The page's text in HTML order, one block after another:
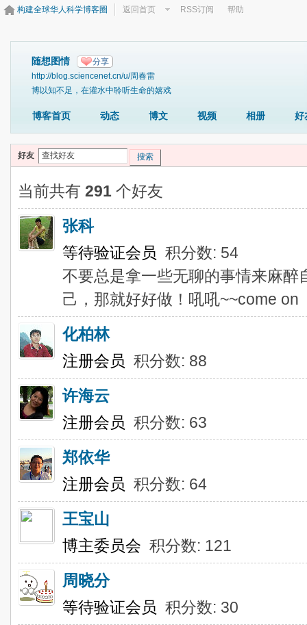
构建全球华人科学博客圈 返回首页 RSS订阅 帮助
随想图情 分享
http://blog.sciencenet.cn/u/周春雷
博以知不足，在灌水中聆听生命的嬉戏
博客首页 动态 博文 视频 相册 好
好友 搜索
当前共有 291 个好友
张科
等待验证会员 积分数: 54
不要总是拿一些无聊的事情来麻醉
己，那就好好做！吼吼~~come on
化柏林
注册会员 积分数: 88
许海云
注册会员 积分数: 63
郑依华
注册会员 积分数: 64
王宝山
博主委员会 积分数: 121
周晓分
等待验证会员 积分数: 30